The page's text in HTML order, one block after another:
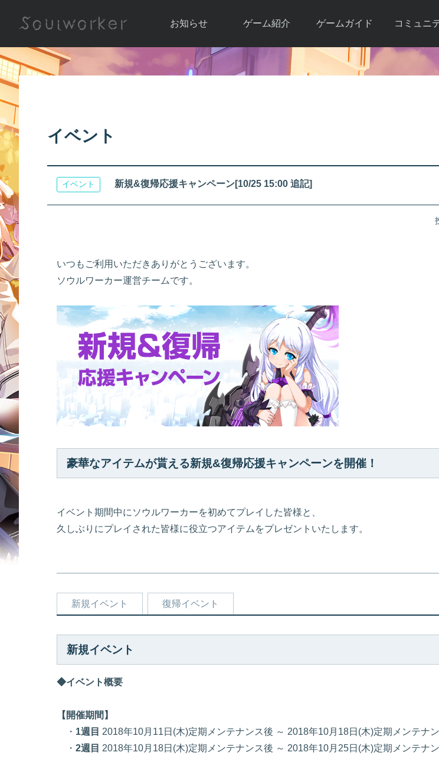
お知らせ
お知らせ一覧
ゲーム紹介
ソウルワーカー
アップデート履
歴
ゲームガイド
ガイド総合もく
コミュニ
自由掲示板
イベント
イベント 新規&復帰応援キャンペーン[10/25 15:00 追記]
いつもご利用いただきありがとうございます。
ソウルワーカー運営チームです。
豪華なアイテムが貰える新規&復帰応援キャンペーンを開催！
イベント期間中にソウルワーカーを初めてプレイした皆様と、
久しぶりにプレイされた皆様に役立つアイテムをプレゼントいたします。
新規イベント 復帰イベント
新規イベント
◆イベント概要
【開催期間】
・ 1週目 2018年10月11日(木)定期メンテナンス後 ～ 2018年10月18日(木)定期メンテナ
・ 2週目 2018年10月18日(木)定期メンテナンス後 ～ 2018年10月25日(木)定期メンテナ